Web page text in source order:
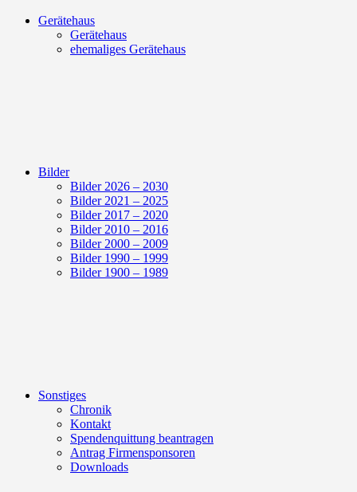
Gerätehaus
Gerätehaus
ehemaliges Gerätehaus
Bilder
Bilder 2026 – 2030
Bilder 2021 – 2025
Bilder 2017 – 2020
Bilder 2010 – 2016
Bilder 2000 – 2009
Bilder 1990 – 1999
Bilder 1900 – 1989
Sonstiges
Chronik
Kontakt
Spendenquittung beantragen
Antrag Firmensponsoren
Downloads